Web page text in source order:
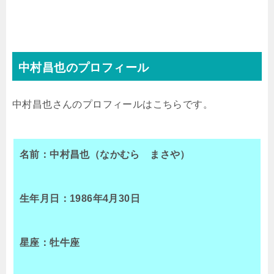
中村昌也のプロフィール
中村昌也さんのプロフィールはこちらです。
名前：中村昌也（なかむら まさや）
生年月日：1986年4月30日
星座：牡牛座